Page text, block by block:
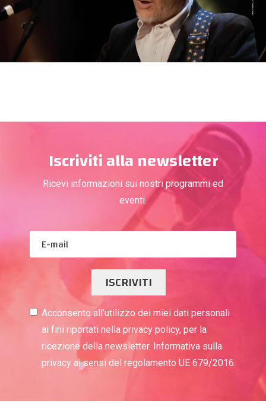
Iscriviti alla newsletter
Ricevi informazioni sui nostri programmi ed
eventi.
ISCRIVITI
Acconsento all’utilizzo dei miei dati personali
ai fini riportati nella privacy policy, per la
ricezione della newsletter. Informativa sulla
privacy ai sensi del regolamento UE 679/2016.